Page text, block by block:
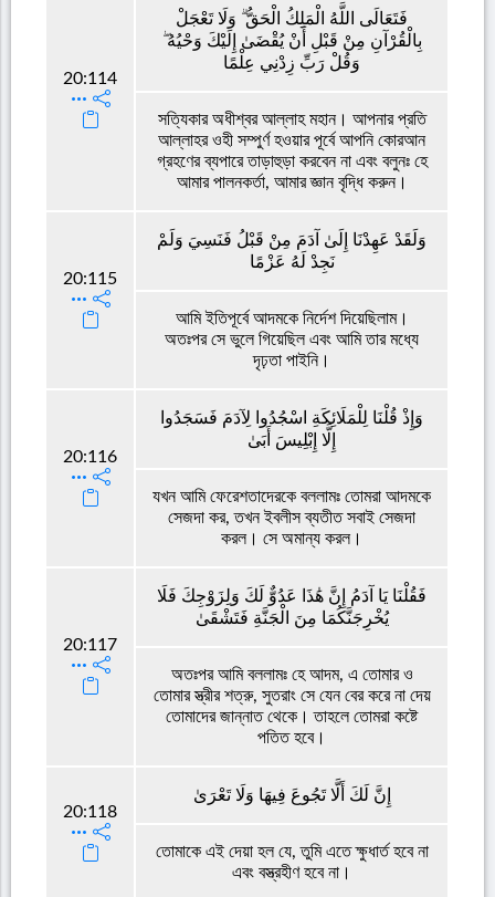
20:114
فَتَعَالَى اللَّهُ الْمَلِكُ الْحَقُّ ۗ وَلَا تَعْجَلْ
بِالْقُرْآنِ مِنْ قَبْلِ أَنْ يُقْضَىٰ إِلَيْكَ وَحْيُهُ ۖ
وَقُلْ رَبِّ زِدْنِي عِلْمًا
সত্যিকার অধীশ্বর আল্লাহ মহান। আপনার প্রতি
আল্লাহর ওহী সম্পুর্ণ হওয়ার পূর্বে আপনি কোরআন
গ্রহণের ব্যপারে তাড়াহুড়া করবেন না এবং বলুনঃ হে
আমার পালনকর্তা, আমার জ্ঞান বৃদ্ধি করুন।
20:115
وَلَقَدْ عَهِدْنَا إِلَىٰ آدَمَ مِنْ قَبْلُ فَنَسِيَ وَلَمْ
نَجِدْ لَهُ عَزْمًا
আমি ইতিপূর্বে আদমকে নির্দেশ দিয়েছিলাম।
অতঃপর সে ভুলে গিয়েছিল এবং আমি তার মধ্যে
দৃঢ়তা পাইনি।
20:116
وَإِذْ قُلْنَا لِلْمَلَائِكَةِ اسْجُدُوا لِآدَمَ فَسَجَدُوا
إِلَّا إِبْلِيسَ أَبَىٰ
যখন আমি ফেরেশতাদেরকে বললামঃ তোমরা আদমকে
সেজদা কর, তখন ইবলীস ব্যতীত সবাই সেজদা
করল। সে অমান্য করল।
20:117
فَقُلْنَا يَا آدَمُ إِنَّ هَٰذَا عَدُوٌّ لَكَ وَلِزَوْجِكَ فَلَا
يُخْرِجَنَّكُمَا مِنَ الْجَنَّةِ فَتَشْقَىٰ
অতঃপর আমি বললামঃ হে আদম, এ তোমার ও
তোমার স্ত্রীর শত্রু, সুতরাং সে যেন বের করে না দেয়
তোমাদের জান্নাত থেকে। তাহলে তোমরা কষ্টে
পতিত হবে।
20:118
إِنَّ لَكَ أَلَّا تَجُوعَ فِيهَا وَلَا تَعْرَىٰ
তোমাকে এই দেয়া হল যে, তুমি এতে ক্ষুধার্ত হবে না
এবং বস্ত্রহীণ হবে না।